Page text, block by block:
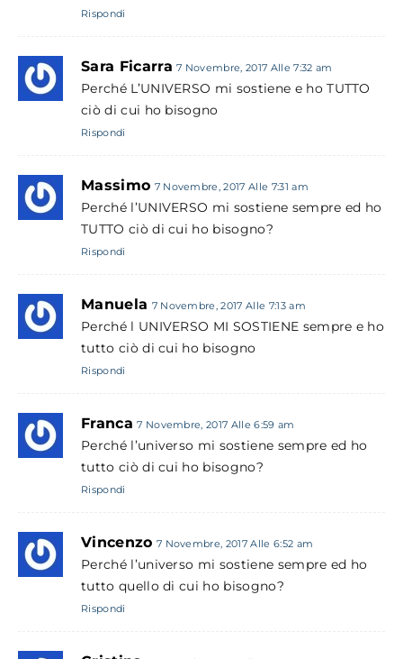
Rispondi
Sara Ficarra 7 Novembre, 2017 Alle 7:32 am
Perché L’UNIVERSO mi sostiene e ho TUTTO
ciò di cui ho bisogno
Rispondi
Massimo 7 Novembre, 2017 Alle 7:31 am
Perché l’UNIVERSO mi sostiene sempre ed ho
TUTTO ciò di cui ho bisogno?
Rispondi
Manuela 7 Novembre, 2017 Alle 7:13 am
Perché l UNIVERSO MI SOSTIENE sempre e ho
tutto ciò di cui ho bisogno
Rispondi
Franca 7 Novembre, 2017 Alle 6:59 am
Perché l’universo mi sostiene sempre ed ho
tutto ciò di cui ho bisogno?
Rispondi
Vincenzo 7 Novembre, 2017 Alle 6:52 am
Perché l’universo mi sostiene sempre ed ho
tutto quello di cui ho bisogno?
Rispondi